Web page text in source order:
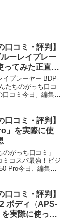
口コミ・評判】
ルーレイプレー
ってみた正直感
イプレーヤー BDP-
たちのがっち口コ
口コミ今日、編集部
口コミ・評判】
」を実際に使
がっち口コミ」
ミコスパ最強！ビジ
Pro今日、編集部
口コミ・評判】
ボディ（APS-
実際に使って